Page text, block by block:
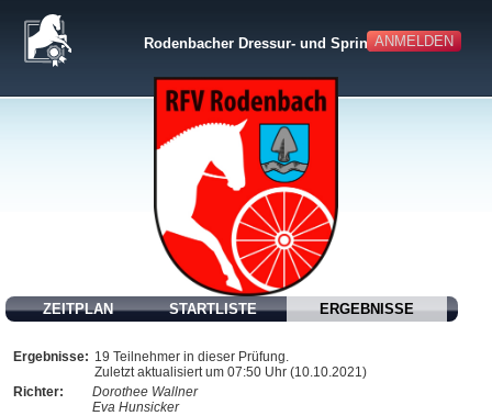
ANMELDEN
Rodenbacher Dressur- und Springturnier
ZEITPLAN STARTLISTE ERGEBNISSE
Ergebnisse: 19 Teilnehmer in dieser Prüfung.
Zuletzt aktualisiert um 07:50 Uhr (10.10.2021)
Richter:
Dorothee Wallner
Eva Hunsicker